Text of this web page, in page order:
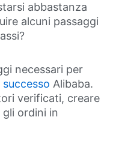
abbastanza
alcuni passaggi
necessari per
Alibaba.
verificati, creare
ordini in